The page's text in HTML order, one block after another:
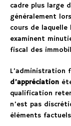
cadre plus large
généralement
cours de laquelle
examinent
fiscal des
L’administration
d’appréciation
qualification
n’est pas
éléments